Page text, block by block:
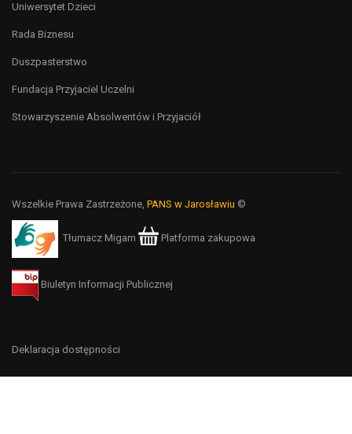
Uniwersytet Dzieci
Rada Biznesu
Duszpasterstwo
Fundacja Przyjaciel Uczelni
Stowarzyszenie Absolwentów i Przyjaciół
Wszelkie Prawa Zastrzeżone, PANS w Jarosławiu ©
Tłumacz Migam Platforma zakupowa
Biuletyn Informacji Publicznej
Deklaracja dostępności